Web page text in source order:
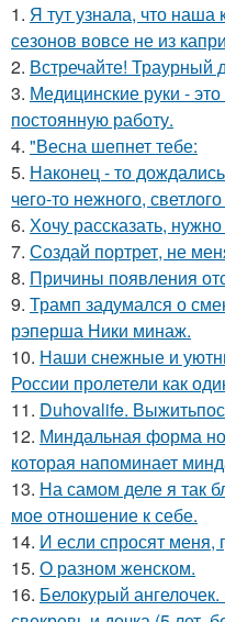
1. Я тут узнала, что наша
сезонов вовсе не из
2. Встречайте! Траурный
3. Медицинские руки -
постоянную работу.
4. "Весна шепнет тебе:
5. Наконец - то
чего-то нежного,
6. Хочу рассказать,
7. Создай портрет, не
8. Причины появления
9. Трамп задумался о
рэперша Ники минаж.
10. Наши снежные и
России пролетели как
11. Duhovalife.
12. Миндальная форма
которая напоминает
13. На самом деле я так
мое отношение к себе.
14. И если спросят меня,
15. О разном женском.
16. Белокурый